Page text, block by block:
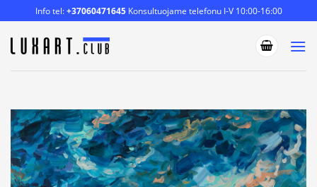
to
content
Info tel:+37060471645Konsultuojame telefonu I-V 10:00-16:00